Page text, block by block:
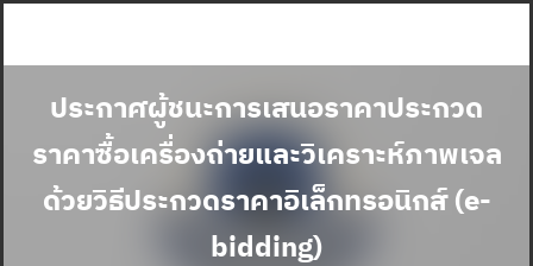
ประกาศผู้ชนะการเสนอราคาประกวด
ราคาซื้อเครื่องถ่ายและวิเคราะห์ภาพเจล
ด้วยวิธีประกวดราคาอิเล็กทรอนิกส์ (e-
bidding)